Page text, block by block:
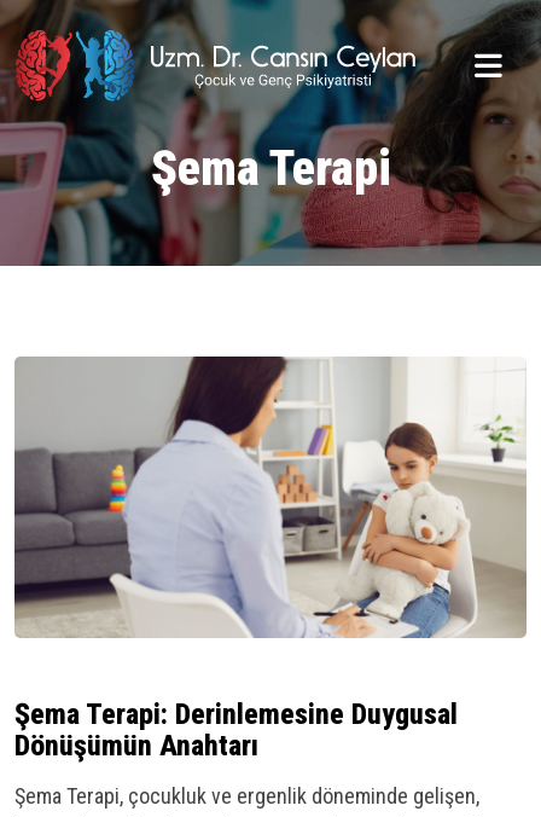
Şema Terapi
Şema Terapi: Derinlemesine Duygusal
Dönüşümün Anahtarı
Şema Terapi, çocukluk ve ergenlik döneminde gelişen,